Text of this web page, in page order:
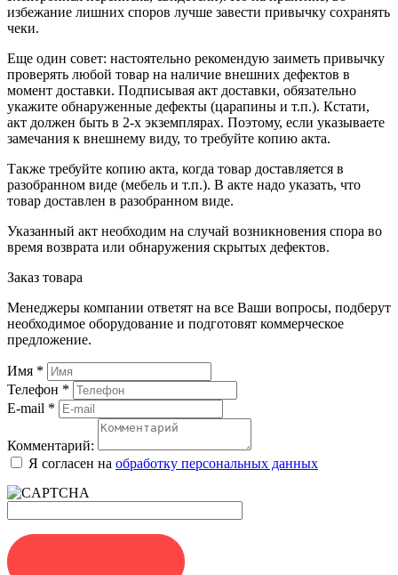
избежание лишних споров лучше завести привычку сохранять
чеки.
Еще один совет: настоятельно рекомендую заиметь привычку
проверять любой товар на наличие внешних дефектов в
момент доставки. Подписывая акт доставки, обязательно
укажите обнаруженные дефекты (царапины и т.п.). Кстати,
акт должен быть в 2-х экземплярах. Поэтому, если указываете
замечания к внешнему виду, то требуйте копию акта.
Также требуйте копию акта, когда товар доставляется в
разобранном виде (мебель и т.п.). В акте надо указать, что
товар доставлен в разобранном виде.
Указанный акт необходим на случай возникновения спора во
время возврата или обнаружения скрытых дефектов.
Заказ товара
Менеджеры компании ответят на все Ваши вопросы, подберут
необходимое оборудование и подготовят коммерческое
предложение.
Имя *
Телефон *
E-mail *
Комментарий:
Я согласен на обработку персональных данных